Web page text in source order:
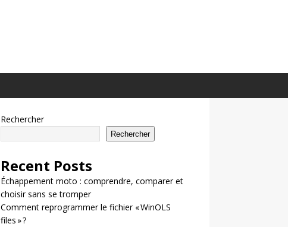
Rechercher
Rechercher
Recent Posts
Échappement moto : comprendre, comparer et
choisir sans se tromper
Comment reprogrammer le fichier « WinOLS
files » ?